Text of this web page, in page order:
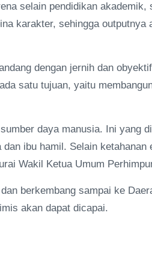
selain pendidikan
karakter, sehingga outputnya
dengan jernih dan
satu tujuan, yaitu
daya manusia. Ini yang
ibu hamil. Selain ketahanan
Wakil Ketua Umum
berkembang sampai ke
akan dapat dicapai.